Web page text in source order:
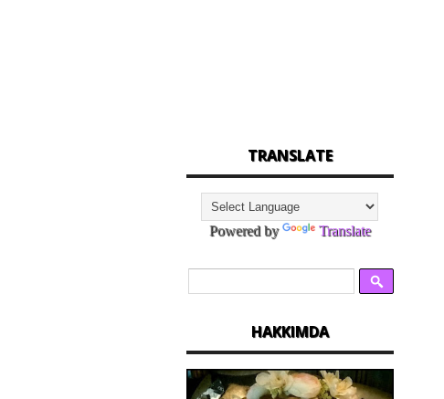
TRANSLATE
Powered by Translate
HAKKIMDA